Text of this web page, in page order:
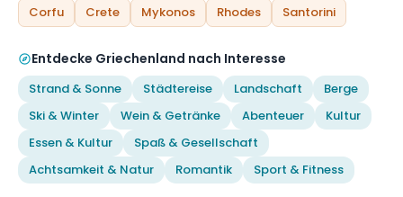
Corfu Crete Mykonos Rhodes Santorini
Entdecke Griechenland nach Interesse
Strand & Sonne Städtereise Landschaft
Berge
Ski & Winter
Wein & Getränke Abenteuer
Kultur
Essen & Kultur
Spaß & Gesellschaft
Achtsamkeit & Natur
Romantik Sport & Fitness